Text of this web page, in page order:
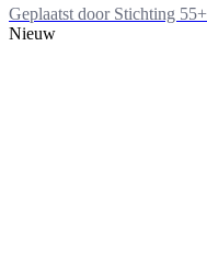
Geplaatst door Stichting
Nieuw